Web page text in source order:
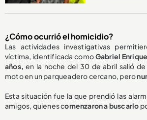
¿Cómo ocurrió el homicidio?
Las actividades investigativas
víctima, identificada comoGabriel
años, en la noche del 30 de abril salió de
moto en un parqueadero cercano, pero
Esta situación fue la que prendió las
amigos, quienes comenzaron a buscarlo